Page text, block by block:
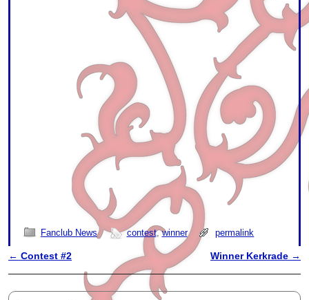
Fanclub News contest,winner permalink
Post navigation
← Contest #2 Winner Kerkrade →